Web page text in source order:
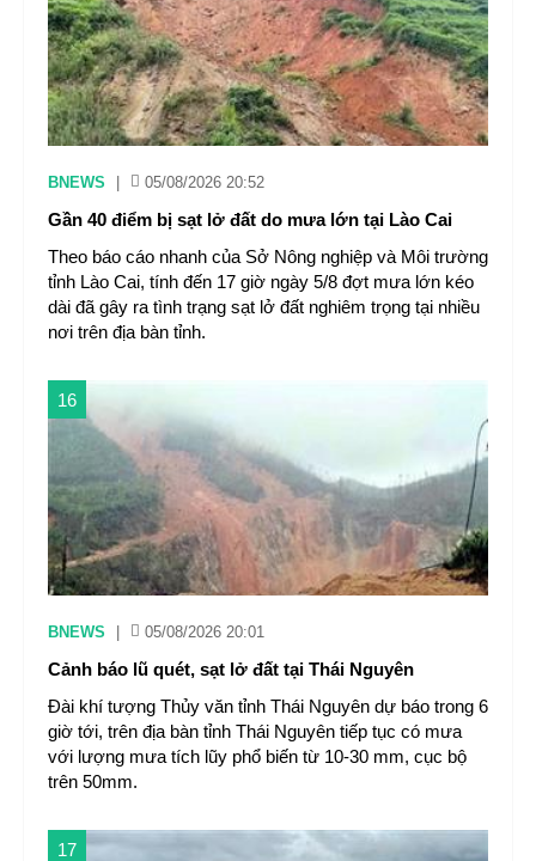
BNEWS 05/08/2026 20:52
Gần 40 điểm bị sạt lở đất do mưa lớn tại Lào Cai
Theo báo cáo nhanh của Sở Nông nghiệp và Môi trường
tỉnh Lào Cai, tính đến 17 giờ ngày 5/8 đợt mưa lớn kéo
dài đã gây ra tình trạng sạt lở đất nghiêm trọng tại nhiều
nơi trên địa bàn tỉnh.
16
BNEWS 05/08/2026 20:01
Cảnh báo lũ quét, sạt lở đất tại Thái Nguyên ​
Đài khí tượng Thủy văn tỉnh Thái Nguyên dự báo trong 6
giờ tới, trên địa bàn tỉnh Thái Nguyên tiếp tục có mưa
với lượng mưa tích lũy phổ biến từ 10-30 mm, cục bộ
trên 50mm.
17